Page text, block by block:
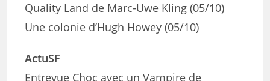
Quality Land de Marc-Uwe Kling (05/10)
Une colonie d’Hugh Howey (05/10)
ActuSF
Entrevue Choc avec un Vampire de